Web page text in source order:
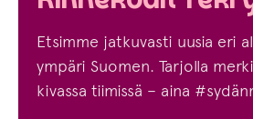
Etsimme jatkuvasti uusia eri
ympäri Suomen. Tarjolla
kivassa tiimissä – aina